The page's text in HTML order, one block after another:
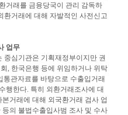
거래를 금융당국이 관리 감독하
환거래에 대해 자발적인 사전신고
업무
중심기관은 기획재정부이지만 권
, 한국은행 등에 위임하거나 위탁
관자료를 바탕으로 수출입거래
행한다. 특히 외환거래조사에 대
거래에 대해 외국환거래 검사 업
의 불법수출입사범 조사 및 수사